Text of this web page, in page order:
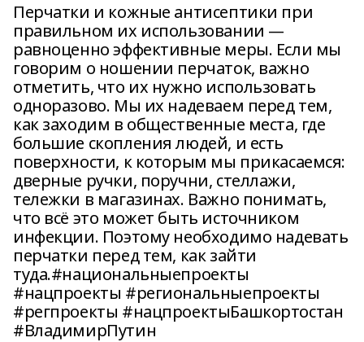
Перчатки и кожные антисептики при
правильном их использовании —
равноценно эффективные меры. Если мы
говорим о ношении перчаток, важно
отметить, что их нужно использовать
одноразово. Мы их надеваем перед тем,
как заходим в общественные места, где
большие скопления людей, и есть
поверхности, к которым мы прикасаемся:
дверные ручки, поручни, стеллажи,
тележки в магазинах. Важно понимать,
что всё это может быть источником
инфекции. Поэтому необходимо надевать
перчатки перед тем, как зайти
туда.#национальныепроекты
#нацпроекты #региональныепроекты
#регпроекты #нацпроектыБашкортостан
#ВладимирПутин